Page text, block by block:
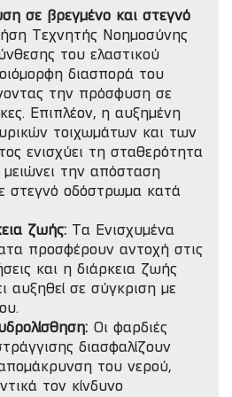
σε βρεγμένο και στεγνό
Τεχνητής Νοημοσύνης
του ελαστικού
διασπορά του
την πρόσφυση σε
Επιπλέον, η αυξημένη
τοιχωμάτων και των
ενισχύει τη σταθερότητα
μειώνει την απόσταση
στεγνό οδόστρωμα κατά
ζωής:
Τα Ενισχυμένα
προσφέρουν αντοχή στις
και η διάρκεια ζωής
αυξηθεί σε σύγκριση με
Οι φαρδιές
διασφαλίζουν
του νερού,
τον κίνδυνο